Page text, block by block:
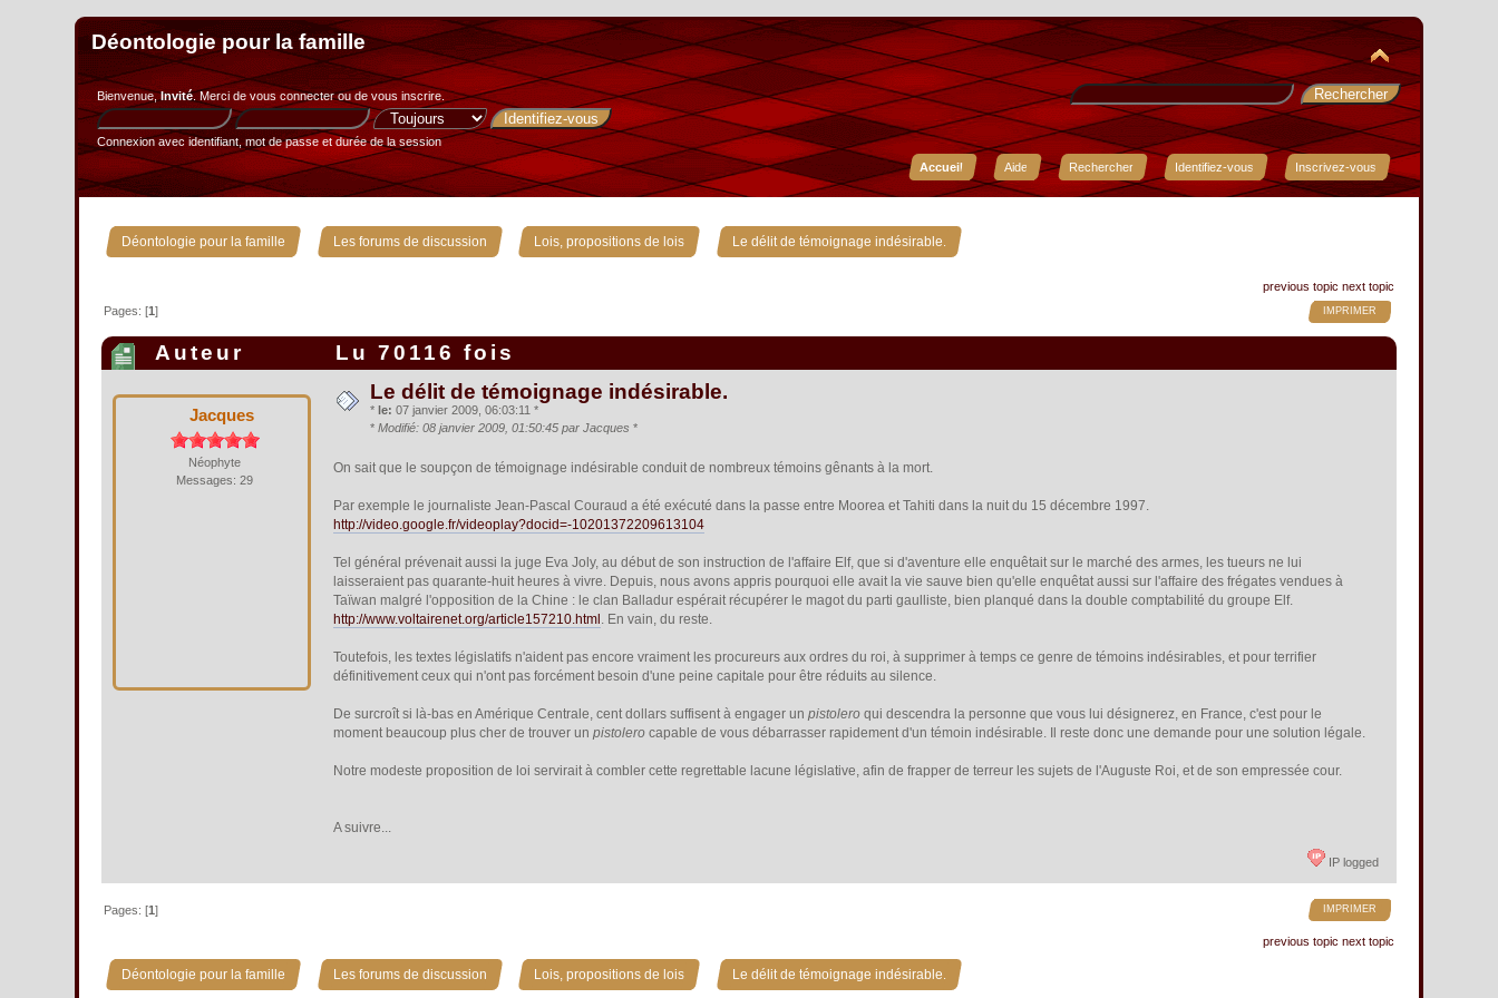
Déontologie pour la famille
Bienvenue,Invité. Merci devous connecterou devous inscrire.
Connexion avec identifiant, mot de passe et durée de la session
Accueil
Aide Rechercher Identifiez-vous Inscrivez-vous
Déontologie pour la famille » Les forums de discussion » Lois, propositions de lois » Le délit de témoignage indésirable.
previous topic next topic
IMPRIMER
Pages: [1]
Auteur Lu 70116 fois
Jacques
Néophyte
Messages: 29
Le délit de témoignage indésirable.
* le: 07 janvier 2009, 06:03:11 *
* Modifié: 08 janvier 2009, 01:50:45 par Jacques *
On sait que le soupçon de témoignage indésirable conduit de nombreux témoins gênants à la mort.
Par exemple le journaliste Jean-Pascal Couraud a été exécuté dans la passe entre Moorea et Tahiti dans la nuit du 15 décembre 1997.
http://video.google.fr/videoplay?docid=-10201372209613104
Tel général prévenait aussi la juge Eva Joly, au début de son instruction de l'affaire Elf, que si d'aventure elle enquêtait sur le marché des armes, les tueurs ne lui
laisseraient pas quarante-huit heures à vivre. Depuis, nous avons appris pourquoi elle avait la vie sauve bien qu'elle enquêtat aussi sur l'affaire des frégates vendues à
Taïwan malgré l'opposition de la Chine : le clan Balladur espérait récupérer le magot du parti gaulliste, bien planqué dans la double comptabilité du groupe Elf.
http://www.voltairenet.org/article157210.html . En vain, du reste.
Toutefois, les textes législatifs n'aident pas encore vraiment les procureurs aux ordres du roi, à supprimer à temps ce genre de témoins indésirables, et pour terrifier
définitivement ceux qui n'ont pas forcément besoin d'une peine capitale pour être réduits au silence.
De surcroît si là-bas en Amérique Centrale, cent dollars suffisent à engager unpistolero qui descendra la personne que vous lui désignerez, en France, c'est pour le
moment beaucoup plus cher de trouver unpistolero capable de vous débarrasser rapidement d'un témoin indésirable. Il reste donc une demande pour une solution légale.
Notre modeste proposition de loi servirait à combler cette regrettable lacune législative, afin de frapper de terreur les sujets de l'Auguste Roi, et de son empressée cour.
A suivre...
IP logged
IMPRIMER
Pages: [1]
previous topic next topic
Déontologie pour la famille » Les forums de discussion » Lois, propositions de lois » Le délit de témoignage indésirable.